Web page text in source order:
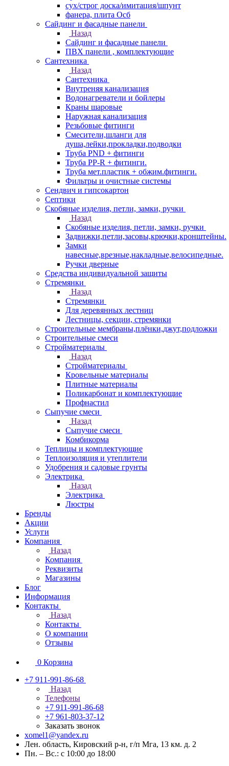
сух/строг доска/имитация/шпунт
фанера, плита Осб
Сайдинг и фасадные панели
Назад
Сайдинг и фасадные панели
ПВХ панели , комплектующие
Сантехника
Назад
Сантехника
Внутреняя канализация
Водонагреватели и бойлеры
Краны шаровые
Наружная канализация
Резьбовые фитинги
Смесители,шланги для
душа,лейки,прокладки,подводки
Труба PND + фитинги
Труба PP-R + фитинги.
Труба мет.пластик + обжим.фитинги.
Фильтры и очистные системы
Сендвич и гипсокартон
Септики
Скобяные изделия, петли, замки, ручки
Назад
Скобяные изделия, петли, замки, ручки
Задвижки,петли,засовы,крючки,кронштейны.
Замки
навесные,врезные,накладные,велосипедные.
Ручки дверные
Средства индивидуальной защиты
Стремянки
Назад
Стремянки
Для деревянных лестниц
Лестницы, секции, стремянки
Строительные мембраны,плёнки,джут,подложки
Строительные смеси
Стройматериалы
Назад
Стройматериалы
Кровельные материалы
Плитные материалы
Поликарбонат и комплектующие
Профнастил
Сыпучие смеси
Назад
Сыпучие смеси
Комбикорма
Теплицы и комплектующие
Теплоизоляция и утеплители
Удобрения и садовые грунты
Электрика
Назад
Электрика
Люстры
Бренды
Акции
Услуги
Компания
Назад
Компания
Реквизиты
Магазины
Блог
Информация
Контакты
Назад
Контакты
О компании
Отзывы
0 Корзина
+7 911-991-86-68
Назад
Телефоны
+7 911-991-86-68
+7 961-803-37-12
Заказать звонок
xomel1@yandex.ru
Лен. область, Кировский р-н, г/п Мга, 13 км. д. 2
Пн. – Вс.: с 10:00 до 18:00